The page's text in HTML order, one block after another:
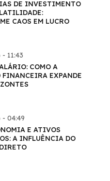
DE INVESTIMENTO
CAOS EM LUCRO
11:43
COMO A
FINANCEIRA EXPANDE
04:49
E ATIVOS
A INFLUÊNCIA DO